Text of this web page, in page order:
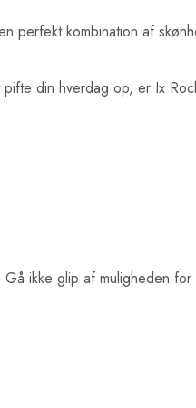
perfekt kombination af
din hverdag op, er Ix
ikke glip af muligheden